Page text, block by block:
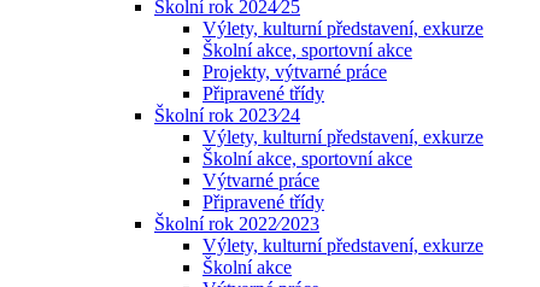
Školní rok 2024⁄25
Výlety, kulturní představení, exkurze
Školní akce, sportovní akce
Projekty, výtvarné práce
Připravené třídy
Školní rok 2023⁄24
Výlety, kulturní představení, exkurze
Školní akce, sportovní akce
Výtvarné práce
Připravené třídy
Školní rok 2022⁄2023
Výlety, kulturní představení, exkurze
Školní akce